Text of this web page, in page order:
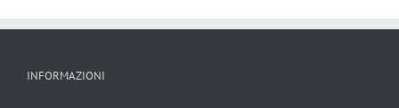
INFORMAZIONI